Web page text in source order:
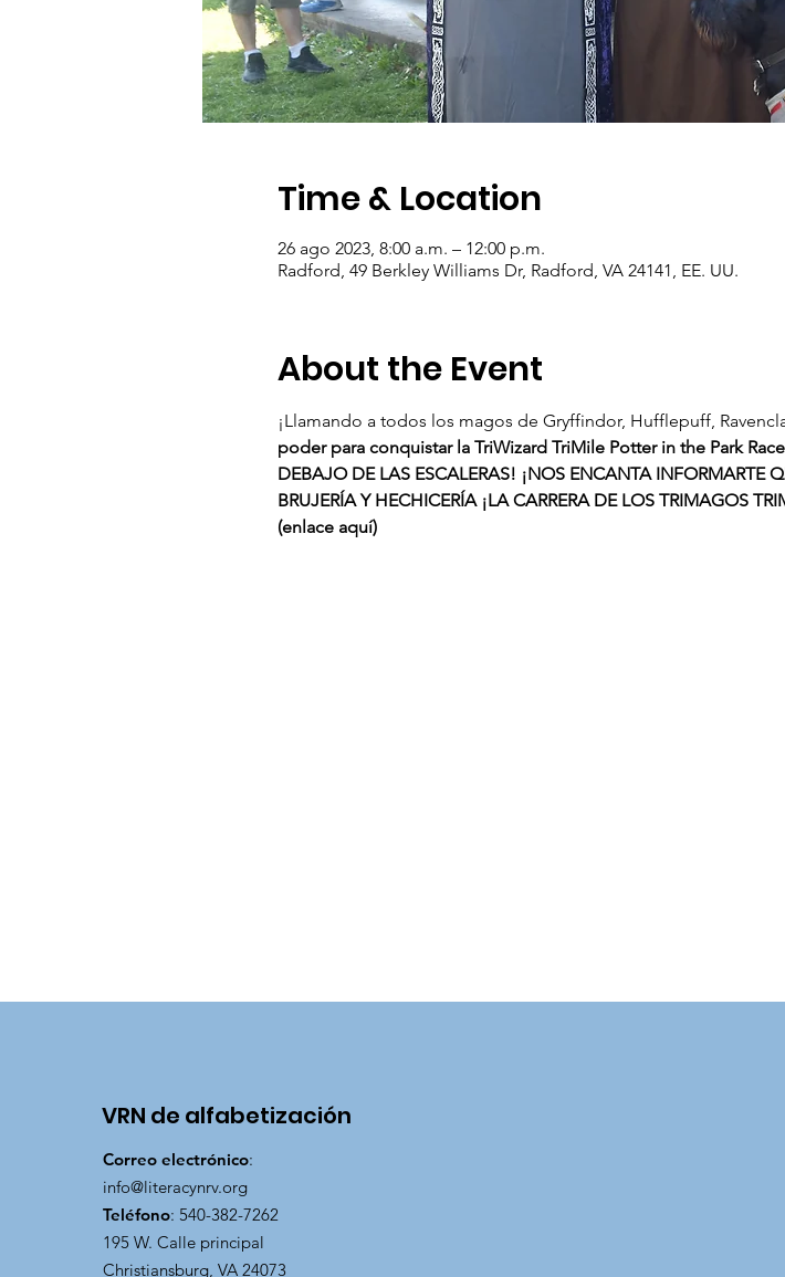
Time & Location
26 ago 2023, 8:00 a.m. – 12:00 p.m.
Radford, 49 Berkley Williams Dr, Radford, VA 24141, EE. UU.
About the Event
¡Llamando a todos los magos de Gryffindor, Hufflepuff,
poder para conquistar la TriWizard TriMile Potter in the Park Race
DEBAJO DE LAS ESCALERAS! ¡NOS ENCANTA INFORMARTE
BRUJERÍA Y HECHICERÍA ¡LA CARRERA DE LOS TRIMAGOS
(enlace aquí)
VRN de alfabetización
Correo electrónico:
info@literacynrv.org
Teléfono: 540-382-7262
195 W. Calle principal
Christiansburg, VA 24073